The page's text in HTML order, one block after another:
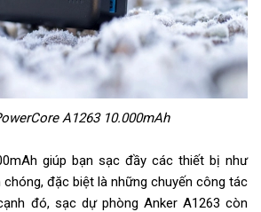
A1263 10.000mAh
giúp bạn sạc đầy các thiết bị như
chóng, đặc biệt là những chuyến công tác
đó, sạc dự phòng Anker A1263 còn